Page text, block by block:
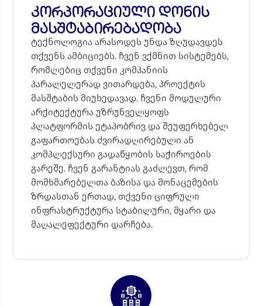
კორპორაციული დონის
მასშტაბირებადობა
ტექნოლოგია არასოდეს უნდა ზღუდავდეს
თქვენს ამბიციებს. ჩვენ ვქმნით სისტემებს,
რომლებიც თქვენი კომპანიის
პარალელურად ვითარდება, პროექტის
მასშტაბის მიუხედავად. ჩვენი მოდულური
არქიტექტურა უზრუნველყოფს
პლატფორმის ეტაპობრივ და შეუფერხებელ
გაფართოებას ძვირადღირებული ან
კომპლექსური გადაწყობის საჭიროების
გარეშე. ჩვენ გარანტიას გაძლევთ, რომ
მომხმარებელთა ბაზისა და მონაცემების
ზრდასთან ერთად, თქვენი ციფრული
ინფრასტრუქტურა სტაბილური, მყარი და
მაღალეფექტური დარჩება.